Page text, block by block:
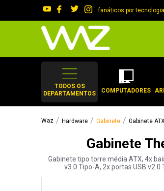
fanáticos por tecnologia
O que
TODOS OS
DEPARTAMENTOS
COMPUTADORES
Hardware Gabinete Gabinete ATX
Gabinete
Gabinete tipo torre média ATX, 4x
v3.0 Tipo-A, 2x portas USB